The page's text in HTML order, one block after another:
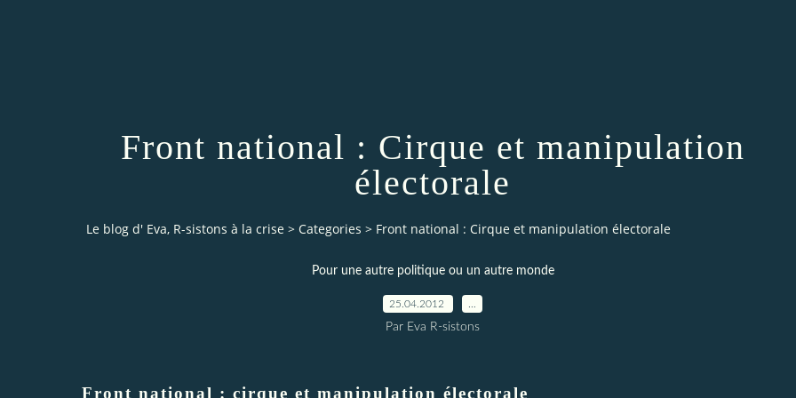
Front national : Cirque et manipulation
électorale
Le blog d' Eva, R-sistons à la crise > Categories > Front national : Cirque et manipulation électorale
Pour une autre politique ou un autre monde
25.04.2012
Par Eva R-sistons
Front national : cirque et manipulation électorale